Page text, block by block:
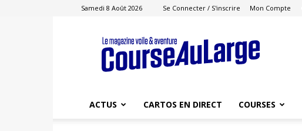
Samedi 8 Août 2026 Se Connecter / S'inscrire Mon Compte
Course
au
Large
ACTUS CARTOS EN DIRECT COURSES